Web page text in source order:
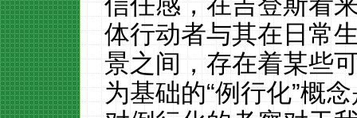
体行动者与其在日常
景之间，存在着某些
为基础的“例行化”概